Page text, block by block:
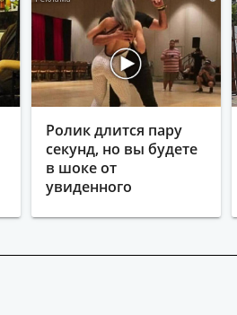
Ролик длится пару
секунд, но вы будете
в шоке от
увиденного